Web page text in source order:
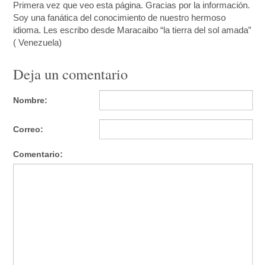
Primera vez que veo esta página. Gracias por la información.
Soy una fanática del conocimiento de nuestro hermoso
idioma. Les escribo desde Maracaibo “la tierra del sol amada”
( Venezuela)
Deja un comentario
Nombre:
Correo:
Comentario: